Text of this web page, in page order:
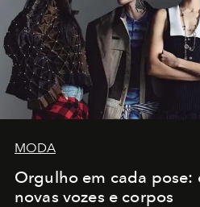
MODA
Orgulho em cada pose:
novas vozes e corpos